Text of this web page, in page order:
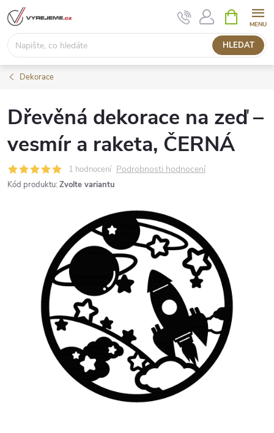
Přejít
na
obsah
HLEDAT
NÁKUPNÍ
KOŠÍK
Dekorace
Dřevěná dekorace na zeď –
vesmír a raketa, ČERNÁ
1 hodnocení Podrobnosti hodnocení
Kód produktu: Zvolte variantu